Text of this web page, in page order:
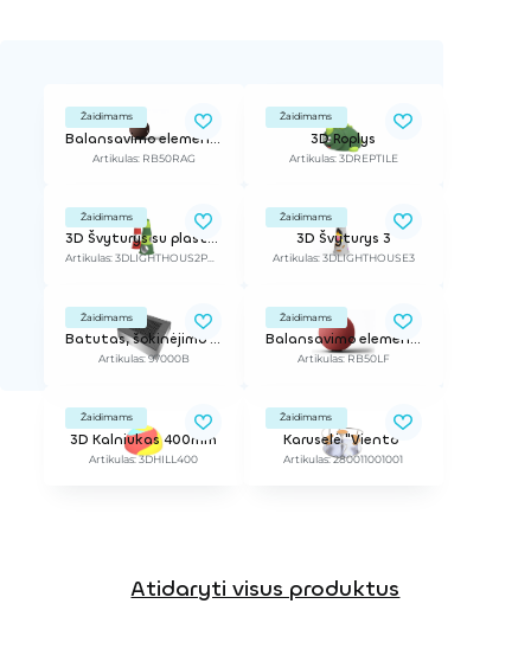
Žaidimams
Balansavimo elementas, d-0,5 m / Ant dirbtinės žolės
Artikulas: RB50RAG
Žaidimams
3D Roplys
Artikulas: 3DREPTILE
Žaidimams
3D Švyturys su plastikiniais elementais
Artikulas: 3DLIGHTHOUS2PVC
Žaidimams
3D Švyturys 3
Artikulas: 3DLIGHTHOUSE3
Žaidimams
Batutas, šokinėjimo erdvė 1x1 m (rėmas 1,5m x1,5m)
Artikulas: 97000B
Žaidimams
Balansavimo elementas, d-0,5 m / Ant biraus paviršiaus
Artikulas: RB50LF
Žaidimams
3D Kalniukas 400mm
Artikulas: 3DHILL400
Žaidimams
Karuselė "Viento"
Artikulas: 280011001001
Atidaryti visus produktus